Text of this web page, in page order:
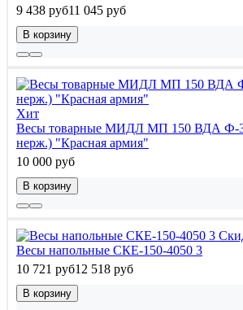
9 438 руб11 045 руб
В корзину
Хит
Весы товарные МИДЛ МП 150 ВДА Ф-
нерж.) "Красная армия"
10 000 руб
В корзину
Весы напольные СКЕ-150-4050 3
10 721 руб12 518 руб
В корзину